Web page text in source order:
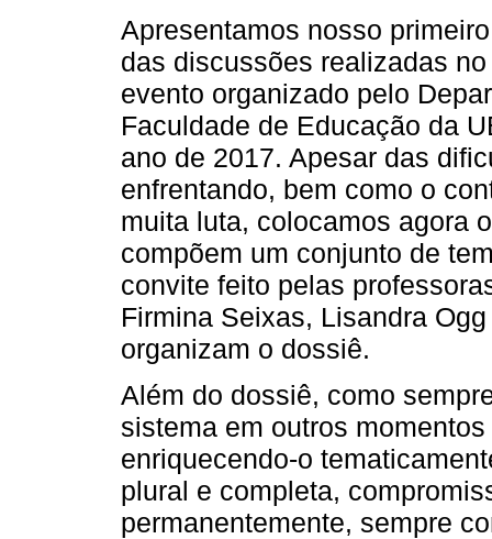
Apresentamos nosso
das discussões realizadas
evento organizado pelo
Faculdade de Educação da
ano de 2017. Apesar das
enfrentando, bem como o
muita luta, colocamos agora
compõem um conjunto de
convite feito pelas
Firmina Seixas, Lisandra
organizam o dossiê.
Além do dossiê, como
sistema em outros
enriquecendo-o
plural e completa,
permanentemente, sempre